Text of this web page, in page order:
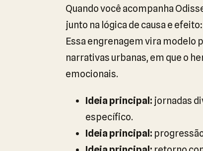
Quando você acompanha
junto na lógica de causa e
Essa engrenagem vira modelo
narrativas urbanas, em que o
emocionais.
Ideia principal: jornadas
específico.
Ideia principal: